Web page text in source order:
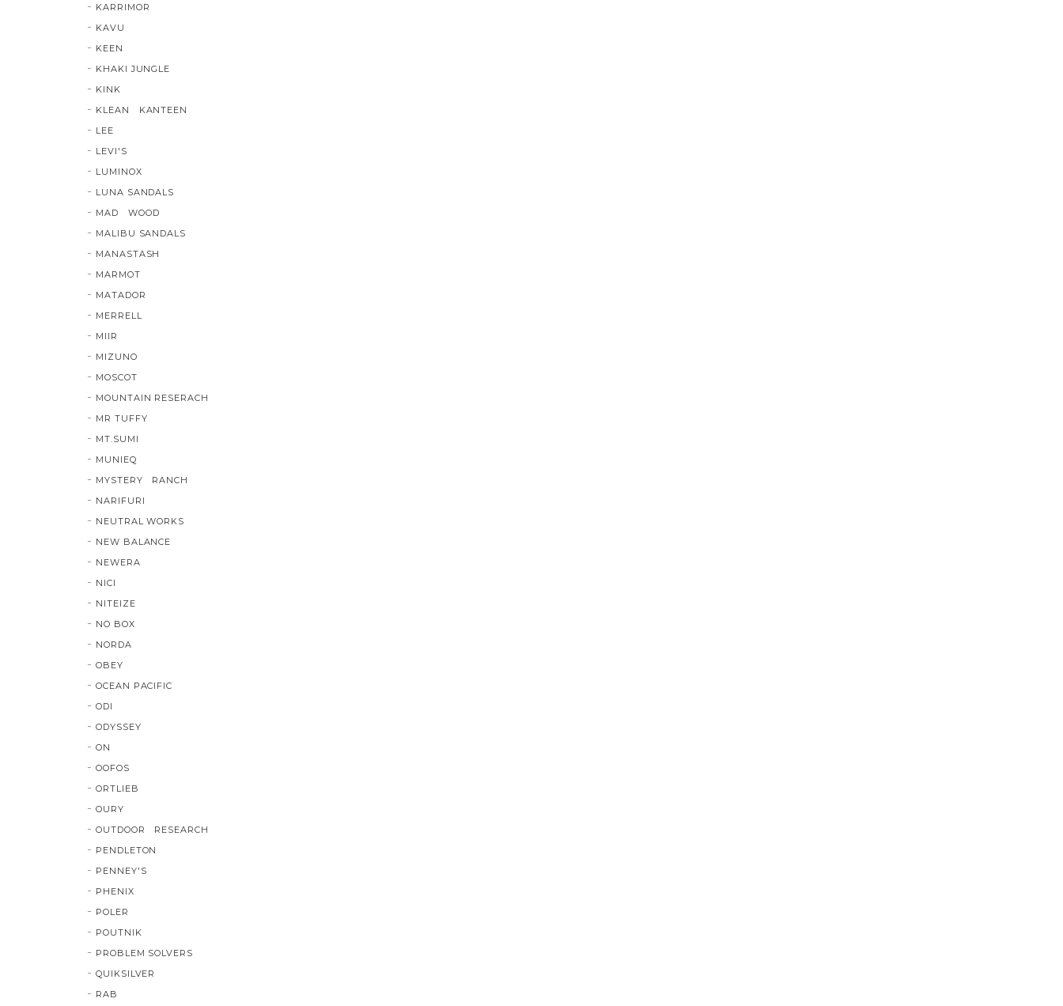
KARRIMOR
KAVU
KEEN
KHAKI JUNGLE
KINK
KLEAN KANTEEN
LEE
LEVI'S
LUMINOX
LUNA SANDALS
MAD WOOD
MALIBU SANDALS
MANASTASH
MARMOT
MATADOR
MERRELL
MIIR
MIZUNO
MOSCOT
MOUNTAIN RESERACH
MR TUFFY
MT.SUMI
MUNIEQ
MYSTERY RANCH
NARIFURI
NEUTRAL WORKS
NEW BALANCE
NEWERA
NICI
NITEIZE
NO BOX
NORDA
OBEY
OCEAN PACIFIC
ODI
ODYSSEY
ON
OOFOS
ORTLIEB
OURY
OUTDOOR RESEARCH
PENDLETON
PENNEY'S
PHENIX
POLER
POUTNIK
PROBLEM SOLVERS
QUIKSILVER
RAB